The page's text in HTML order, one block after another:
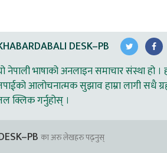
DESK–PB
नेपाली भाषाको अनलाइन समाचार संस्था हो
आलोचनात्मक सुझाव हाम्रा लागी सधै
क्लिक गर्नुहोस् ।
का अरु लेखहरु पढ्नुस्